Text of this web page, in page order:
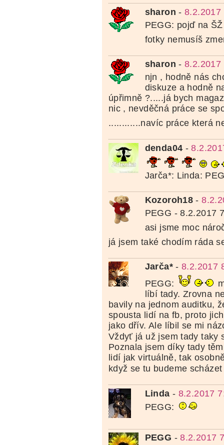
sharon -8.2.2017
PEGG: pojď na
fotky nemusíš
sharon -8.2.2017
njn , hodně nás
diskuze a hodně
úpřimně ?.....já bych
nic , nevděčná práce se
............navíc práce která
denda04 -
Jarča*: Linda:
Kozoroh18 -
PEGG - 8.2.2017
asi jsme moc
já jsem také chodím ráda
Jarča*-8.2.2017
PEGG:
líbí tady. Zrovna
bavily na jednom auditku,
spousta lidí na fb, proto
jako dřív. Ale líbil se mi
Vždyť já už jsem tady taky
Poznala jsem díky tady
lidí jak virtuálně, tak
když se tu budeme
Linda - 8.2.2017
PEGG:
PEGG -8.2.2017